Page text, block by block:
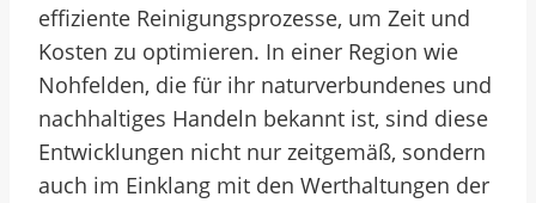
effiziente Reinigungsprozesse, um Zeit und
Kosten zu optimieren. In einer Region wie
Nohfelden, die für ihr naturverbundenes und
nachhaltiges Handeln bekannt ist, sind diese
Entwicklungen nicht nur zeitgemäß, sondern
auch im Einklang mit den Werthaltungen der